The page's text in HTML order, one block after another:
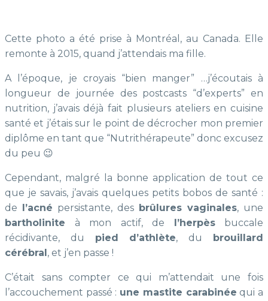
Cette photo a été prise à Montréal, au Canada. Elle
remonte à 2015, quand j’attendais ma fille.
A l’époque, je croyais “bien manger” …j’écoutais à
longueur de journée des postcasts “d’experts” en
nutrition, j’avais déjà fait plusieurs ateliers en cuisine
santé et j’étais sur le point de décrocher mon premier
diplôme en tant que “Nutrithérapeute” donc excusez
du peu 😉
Cependant, malgré la bonne application de tout ce
que je savais, j’avais quelques petits bobos de santé :
de l’acné persistante, des brûlures vaginales, une
bartholinite à mon actif, de l’herpèsbuccale
récidivante, du pied d’athlète, du brouillard
cérébral, et j’en passe !
C’était sans compter ce qui m’attendait une fois
l’accouchement passé : une mastite carabinée qui a